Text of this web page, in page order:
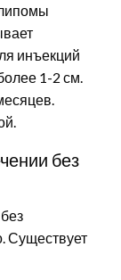
инъекций
1-2 см.
без
Существует